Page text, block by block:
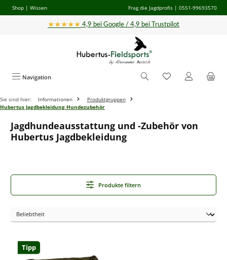
Zum Hauptinhalt springen
Shop | Wissen Frag die Jagdprofis | 0551-99693570
★★★★★ 4,9 bei Google / 4,9 bei Trustpilot
Navigation
Sie sind hier: Informationen
Produktgruppen
Hubertus Jagdbekleidung Hundezubehör
Jagdhundeausstattung und -Zubehör von
Hubertus Jagdbekleidung
Produkte filtern
Tipp